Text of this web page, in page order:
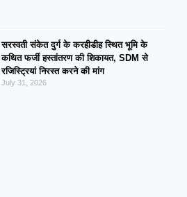
सरस्वती संकेत दुर्ग के करहीडीह स्थित भूमि के
कथित फर्जी हस्तांतरण की शिकायत, SDM से
रजिस्ट्रियां निरस्त करने की मांग
July 31, 2026